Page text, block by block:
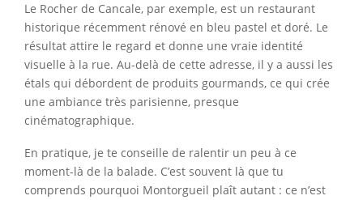
Le Rocher de Cancale, par exemple, est un restaurant
historique récemment rénové en bleu pastel et doré. Le
résultat attire le regard et donne une vraie identité
visuelle à la rue. Au-delà de cette adresse, il y a aussi les
étals qui débordent de produits gourmands, ce qui crée
une ambiance très parisienne, presque
cinématographique.
En pratique, je te conseille de ralentir un peu à ce
moment-là de la balade. C’est souvent là que tu
comprends pourquoi Montorgueil plaît autant : ce n’est